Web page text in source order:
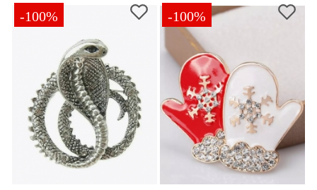
дома
Белье
колготки
-100% -100%